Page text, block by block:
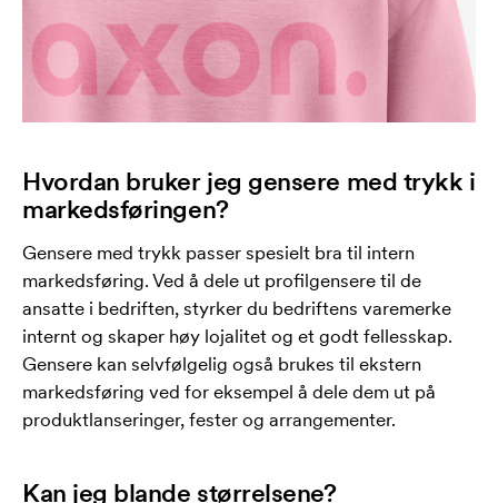
Hvordan bruker jeg gensere med trykk i
markedsføringen?
Gensere med trykk passer spesielt bra til intern
markedsføring. Ved å dele ut profilgensere til de
ansatte i bedriften, styrker du bedriftens varemerke
internt og skaper høy lojalitet og et godt fellesskap.
Gensere kan selvfølgelig også brukes til ekstern
markedsføring ved for eksempel å dele dem ut på
produktlanseringer, fester og arrangementer.
Kan jeg blande størrelsene?